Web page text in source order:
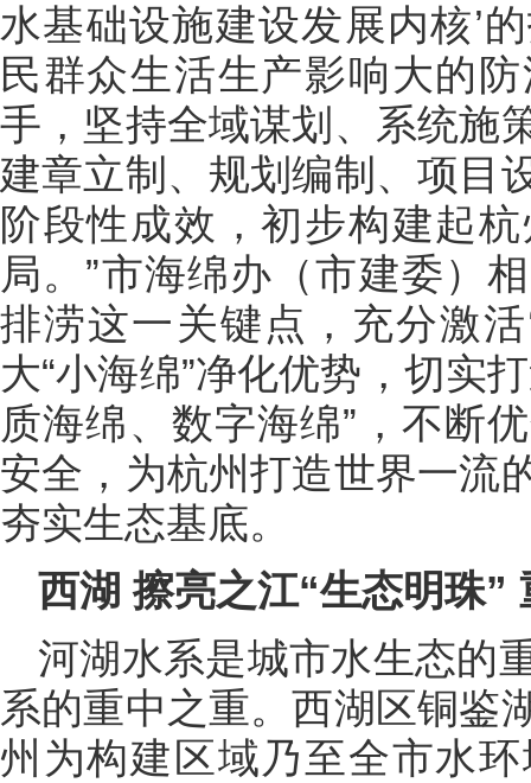
水基础设施建设发展内核’
民群众生活生产影响大的
手，坚持全域谋划、系统施
建章立制、规划编制、项目
阶段性成效，初步构建起
局。”市海绵办（市建委）
排涝这一关键点，充分激
大“小海绵”净化优势，切实
质海绵、数字海绵”，不断
安全，为杭州打造世界一流
夯实生态基底。
西湖 擦亮之江“生态明珠”
河湖水系是城市水生态的
系的重中之重。西湖区铜鉴
州为构建区域乃至全市水